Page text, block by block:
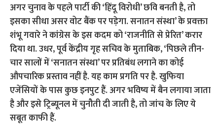
अगर चुनाव के पहले पार्टी की ‘हिंदू विरोधी’ छवि बनती है, तो
इसका सीधा असर वोट बैंक पर पड़ेगा. सनातन संस्था’ के प्रवक्ता
शंभू गवारे ने कांग्रेस के इस कदम को ‘राजनीति से प्रेरित’ करार
दिया था.उधर, पूर्व केंद्रीय गृह सचिव के मुताबिक, ‘पिछले तीन-
चार सालों में ‘सनातन संस्था’ पर प्रतिबंध लगाने का कोई
औपचारिक प्रस्ताव नहीं है. यह काम प्रगति पर है. खुफिया
एजेंसियों के पास कुछ इनपुट हैं. अगर भविष्य में बैन लगाया जाता
है और इसे ट्रिब्यूनल में चुनौती दी जाती है, तो जांच के लिए ये
सबूत काफी हैं.